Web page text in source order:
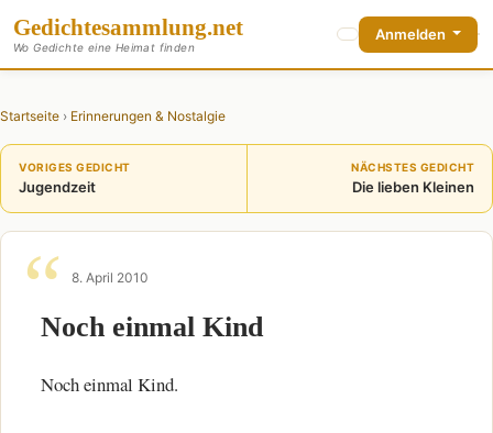
Gedichtesammlung.net
Wo Gedichte eine Heimat finden
Anmelden
Startseite › Erinnerungen & Nostalgie
VORIGES GEDICHT
Jugendzeit
NÄCHSTES GEDICHT
Die lieben Kleinen
8. April 2010
Noch einmal Kind
Noch einmal Kind.